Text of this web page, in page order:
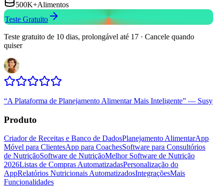
500K+Alimentos
Teste Gratuito
Teste gratuito de 10 dias, prolongável até 17 · Cancele quando
quiser
“A Plataforma de Planejamento Alimentar Mais Inteligente” — Susy
Produto
Criador de Receitas e Banco de DadosPlanejamento AlimentarApp
Móvel para ClientesApp para CoachesSoftware para Consultórios
de NutriçãoSoftware de NutriçãoMelhor Software de Nutrição
2026Listas de Compras AutomatizadasPersonalização do
AppRelatórios Nutricionais AutomatizadosIntegraçõesMais
Funcionalidades